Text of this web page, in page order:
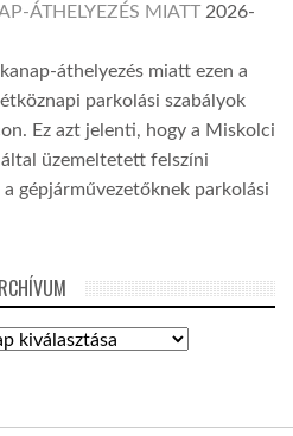
ÁTHELYEZÉS MIATT 2026-
áthelyezés miatt ezen a
parkolási szabályok
Ez azt jelenti, hogy a Miskolci
üzemeltetett felszíni
gépjárművezetőknek parkolási